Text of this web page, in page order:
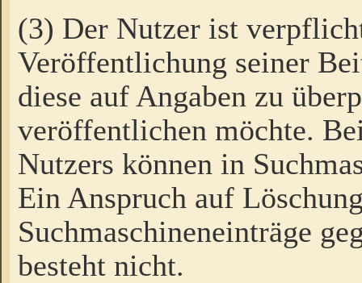
(3) Der Nutzer ist
Veröffentlichung seiner
diese auf Angaben zu
veröffentlichen möchte.
Nutzers können in
Ein Anspruch auf
Suchmaschineneinträge
besteht nicht.